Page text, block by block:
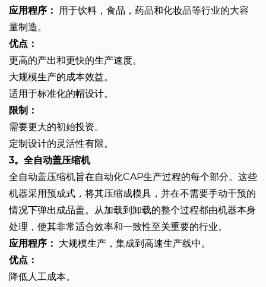
应用程序： 用于饮料，食品，药品和化妆品等行业的大容
量制造。
优点：
更高的产出和更快的生产速度。
大规模生产的成本效益。
适用于标准化的帽设计。
限制：
需要更大的初始投资。
定制设计的灵活性有限。
3。全自动盖压缩机
全自动盖压缩机旨在自动化CAP生产过程的每个部分。这些
机器采用预成式，将其压缩成模具，并在不需要手动干预的
情况下弹出成品盖。从加载到卸载的整个过程都由机器本身
处理，使其非常适合效率和一致性至关重要的行业。
应用程序： 大规模生产，集成到高速生产线中。
优点：
降低人工成本。